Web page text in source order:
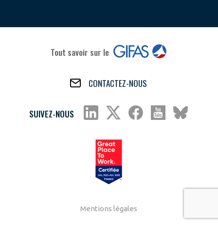
Tout savoir sur le
CONTACTEZ-NOUS
SUIVEZ-NOUS
Mentions légales